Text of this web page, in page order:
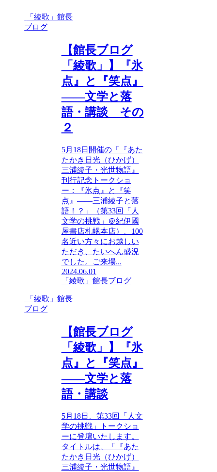
「綾歌」館長
ブログ
【館長ブログ
「綾歌」】『氷
点』と『笑点』
――文学と落
語・講談 その
２
5月18日開催の「『あた
たかき日光（ひかげ）
三浦綾子・光世物語』
刊行記念トークショ
ー：『氷点』と『笑
点』――三浦綾子と落
語！？」（第33回「人
文学の挑戦」＠紀伊國
屋書店札幌本店）、100
名近い方々にお越しい
ただき、たいへん盛況
でした。ご来場...
2024.06.01
「綾歌」館長ブログ
「綾歌」館長
ブログ
【館長ブログ
「綾歌」】『氷
点』と『笑点』
――文学と落
語・講談
5月18日、第33回「人文
学の挑戦」トークショ
ーに登壇いたします。
タイトルは、「『あた
たかき日光（ひかげ）
三浦綾子・光世物語』